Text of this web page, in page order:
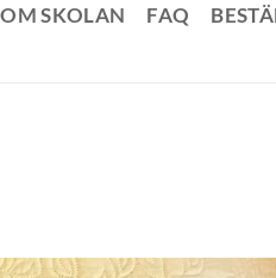
OM SKOLAN FAQ